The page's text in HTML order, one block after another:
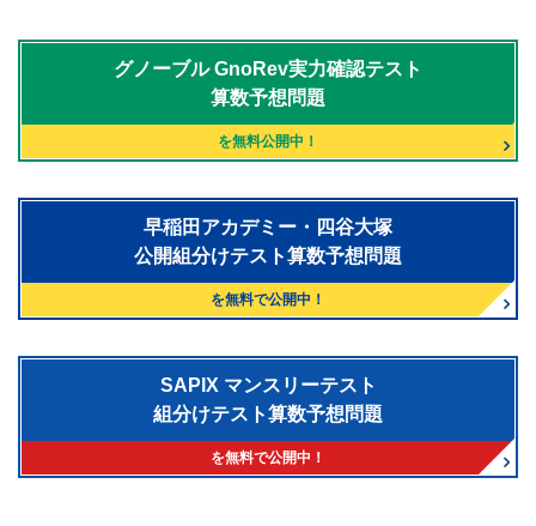
グノーブルGnoRev実力確認テスト
算数予想問題
を無料公開中！
早稲田アカデミー・四谷大塚
公開組分けテスト算数予想問題
を無料で公開中！
SAPIX マンスリーテスト
組分けテスト算数予想問題
を無料で公開中！